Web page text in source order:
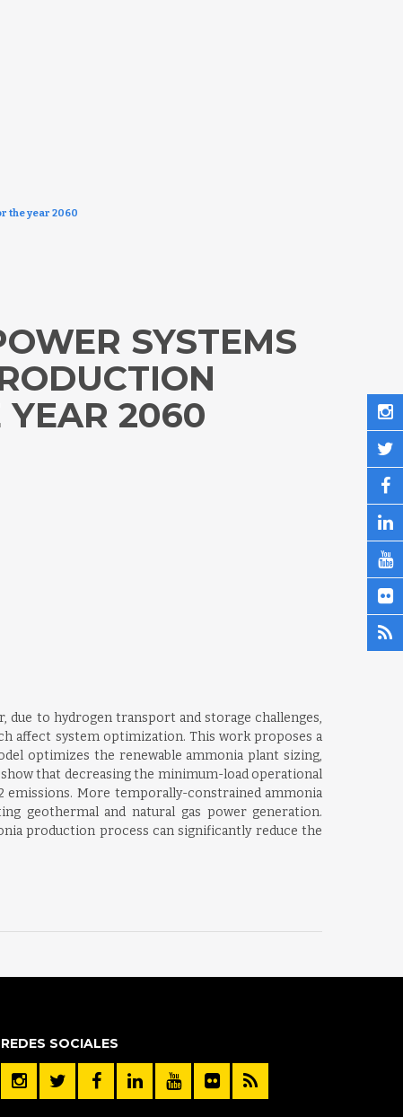
the year 2060
SYSTEMS
YEAR 2060
due to hydrogen transport and storage challenges,
affect system optimization. This work proposes a
optimizes the renewable ammonia plant sizing,
that decreasing the minimum-load operational
More temporally-constrained ammonia
geothermal and natural gas power generation.
production process can significantly reduce the
REDES SOCIALES